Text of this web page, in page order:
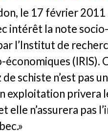
le 17 février 2011
intérêt la note
l’Institut de
économiques (IRIS).
schiste n’est pas
exploitation privera
elle n’assurera pas